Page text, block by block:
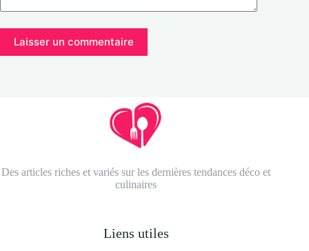
Laisser un commentaire
Des articles riches et variés sur les dernières tendances déco et
culinaires
Liens utiles